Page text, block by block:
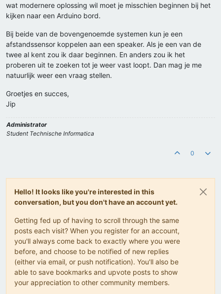
wat modernere oplossing wil moet je misschien beginnen bij het
kijken naar een Arduino bord.
Bij beide van de bovengenoemde systemen kun je een
afstandssensor koppelen aan een speaker. Als je een van de
twee al kent zou ik daar beginnen. En anders zou ik het
proberen uit te zoeken tot je weer vast loopt. Dan mag je me
natuurlijk weer een vraag stellen.
Groetjes en succes,
Jip
Administrator
Student Technische Informatica
0
Hello! It looks like you're interested in this
conversation, but you don't have an account yet.
Getting fed up of having to scroll through the same
posts each visit? When you register for an account,
you'll always come back to exactly where you were
before, and choose to be notified of new replies
(either via email, or push notification). You'll also be
able to save bookmarks and upvote posts to show
your appreciation to other community members.